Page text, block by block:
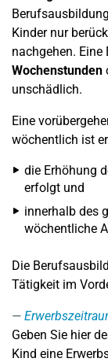
Kinder nur
nachgehen.
Wochenstunden
unschädlich.
Eine
wöchentlich ist
die Erhöhung
erfolgt und
innerhalb des
wöchentliche
Die
Tätigkeit im
Geben Sie hier
Kind eine